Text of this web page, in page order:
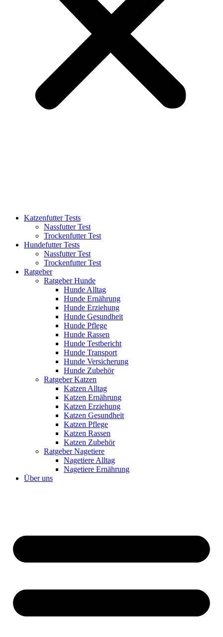
Katzenfutter Tests
Nassfutter Test
Trockenfutter Test
Hundefutter Tests
Nassfutter Test
Trockenfutter Test
Ratgeber
Ratgeber Hunde
Hunde Alltag
Hunde Ernährung
Hunde Erziehung
Hunde Gesundheit
Hunde Pflege
Hunde Rassen
Hunde Testbericht
Hunde Transport
Hunde Versicherung
Hunde Zubehör
Ratgeber Katzen
Katzen Alltag
Katzen Ernährung
Katzen Erziehung
Katzen Gesundheit
Katzen Pflege
Katzen Rassen
Katzen Zubehör
Ratgeber Nagetiere
Nagetiere Alltag
Nagetiere Ernährung
Über uns